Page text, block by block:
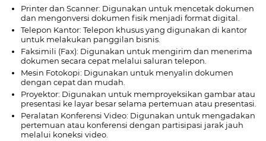
Printer dan Scanner: Digunakan untuk mencetak dokumen
dan mengonversi dokumen fisik menjadi format digital.
Telepon Kantor: Telepon khusus yang digunakan di kantor
untuk melakukan panggilan bisnis.
Faksimili (Fax): Digunakan untuk mengirim dan menerima
dokumen secara cepat melalui saluran telepon.
Mesin Fotokopi: Digunakan untuk menyalin dokumen
dengan cepat dan mudah.
Proyektor: Digunakan untuk memproyeksikan gambar atau
presentasi ke layar besar selama pertemuan atau presentasi.
Peralatan Konferensi Video: Digunakan untuk mengadakan
pertemuan atau konferensi dengan partisipasi jarak jauh
melalui koneksi video.